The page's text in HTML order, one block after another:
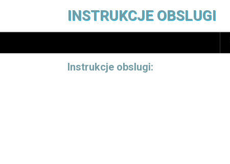
INSTRUKCJE OBSLUGI
Instrukcje obslugi: